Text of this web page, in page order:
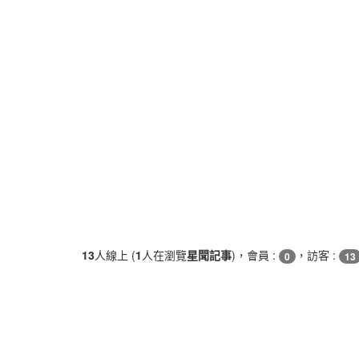
13人線上 (1人在瀏覽星聞記事)，會員 : 0 ，訪客 : 13